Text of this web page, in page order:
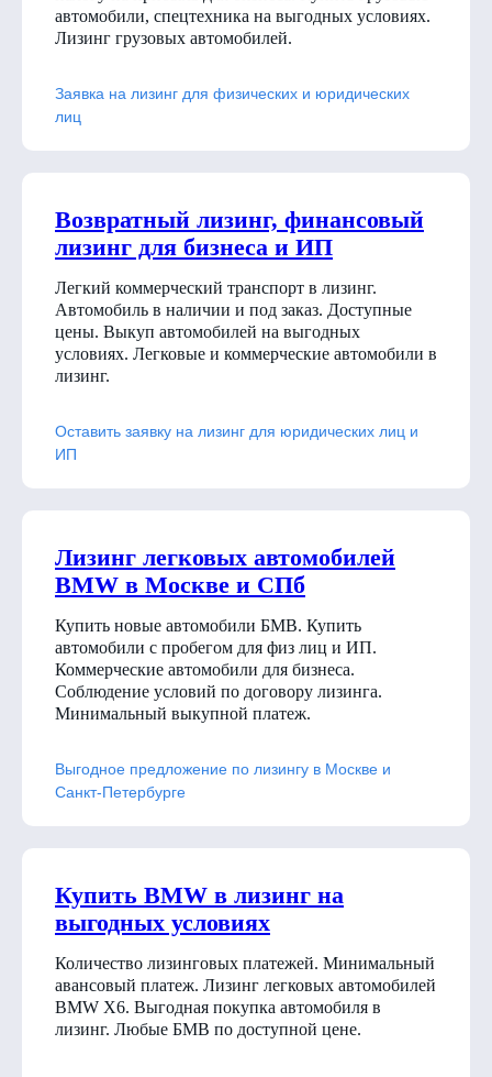
автомобили, спецтехника на выгодных условиях.
Лизинг грузовых автомобилей.
Заявка на лизинг для физических и юридических
лиц
Возвратный лизинг, финансовый
лизинг для бизнеса и ИП
Легкий коммерческий транспорт в лизинг.
Автомобиль в наличии и под заказ. Доступные
цены. Выкуп автомобилей на выгодных
условиях. Легковые и коммерческие автомобили в
лизинг.
Оставить заявку на лизинг для юридических лиц и
ИП
Лизинг легковых автомобилей
BMW в Москве и СПб
Купить новые автомобили БМВ. Купить
автомобили с пробегом для физ лиц и ИП.
Коммерческие автомобили для бизнеса.
Соблюдение условий по договору лизинга.
Минимальный выкупной платеж.
Выгодное предложение по лизингу в Москве и
Санкт-Петербурге
Купить BMW в лизинг на
выгодных условиях
Количество лизинговых платежей. Минимальный
авансовый платеж. Лизинг легковых автомобилей
BMW X6. Выгодная покупка автомобиля в
лизинг. Любые БМВ по доступной цене.